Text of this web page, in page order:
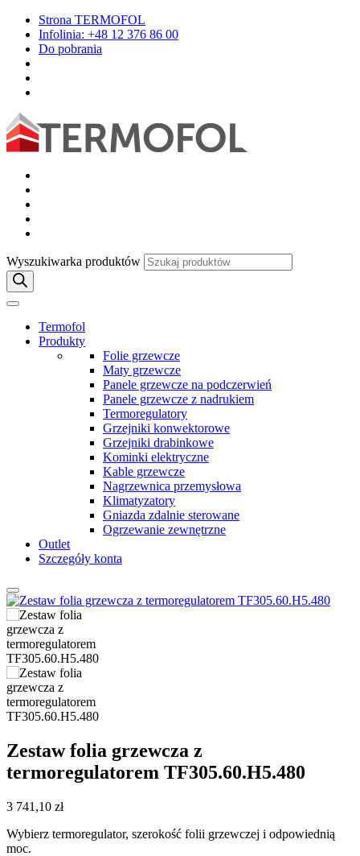
Strona TERMOFOL
Infolinia: +48 12 376 86 00
Do pobrania
Wyszukiwarka produktów
Termofol
Produkty
Folie grzewcze
Maty grzewcze
Panele grzewcze na podczerwień
Panele grzewcze z nadrukiem
Termoregulatory
Grzejniki konwektorowe
Grzejniki drabinkowe
Kominki elektryczne
Kable grzewcze
Nagrzewnica przemysłowa
Klimatyzatory
Gniazda zdalnie sterowane
Ogrzewanie zewnętrzne
Outlet
Szczegóły konta
Zestaw folia grzewcza z
termoregulatorem TF305.60.H5.480
3 741,10 zł
Wybierz termoregulator, szerokość folii grzewczej i odpowiednią
moc.